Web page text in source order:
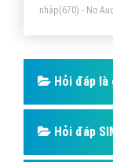
những thông
nhập(670) - No
Hỏi đáp là
Hỏi đáp